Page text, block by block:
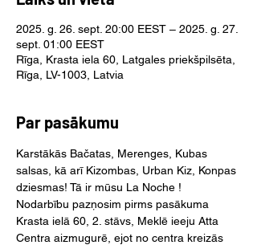
2025. g. 26. sept. 20:00 EEST – 2025. g. 27.
sept. 01:00 EEST
Rīga, Krasta iela 60, Latgales priekšpilsēta,
Rīga, LV-1003, Latvia
Par pasākumu
Karstākās Bačatas, Merenges, Kubas
salsas, kā arī Kizombas, Urban Kiz, Konpas
dziesmas! Tā ir mūsu La Noche !
Nodarbību pazņosim pirms pasākuma
Krasta ielā 60, 2. stāvs, Meklē ieeju Atta
Centra aizmugurē, ejot no centra kreizās